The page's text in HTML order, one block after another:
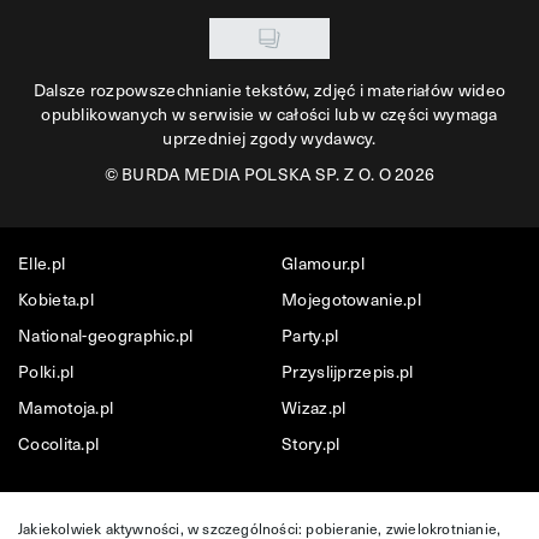
Dalsze rozpowszechnianie tekstów, zdjęć i materiałów wideo
opublikowanych w serwisie w całości lub w części wymaga
uprzedniej zgody wydawcy.
©BURDA MEDIA POLSKA SP. Z O. O 2026
Elle.pl
Glamour.pl
Kobieta.pl
Mojegotowanie.pl
National-geographic.pl
Party.pl
Polki.pl
Przyslijprzepis.pl
Mamotoja.pl
Wizaz.pl
Cocolita.pl
Story.pl
Jakiekolwiek aktywności, w szczególności: pobieranie, zwielokrotnianie,